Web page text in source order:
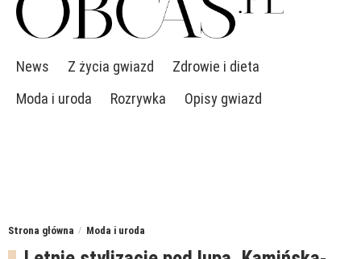
News Z życia gwiazd
Zdrowie i dieta
Moda i uroda
Rozrywka Opisy gwiazd
Strona główna Moda i uroda